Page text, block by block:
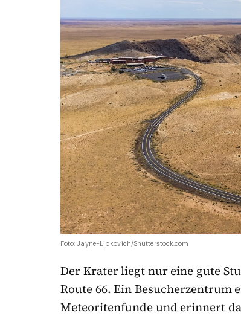
Foto: Jayne-Lipkovich/Shutterstock.com
Der Krater liegt nur eine gute
Route 66. Ein Besucherzentrum
Meteoritenfunde und erinnert